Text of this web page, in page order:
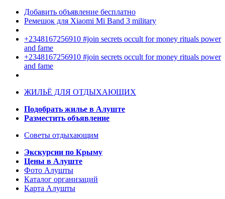
Добавить объявление бесплатно
Ремешок для Xiaomi Mi Band 3 military
+2348167256910 #join secrets occult for money rituals power
and fame
+2348167256910 #join secrets occult for money rituals power
and fame
ЖИЛЬЁ ДЛЯ ОТДЫХАЮЩИХ
Подобрать жилье в Алуште
Разместить объявление
Советы отдыхающим
Экскурсии по Крыму
Цены в Алуште
Фото Алушты
Каталог организаций
Карта Алушты